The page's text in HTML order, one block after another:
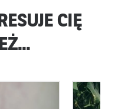
CIĘ